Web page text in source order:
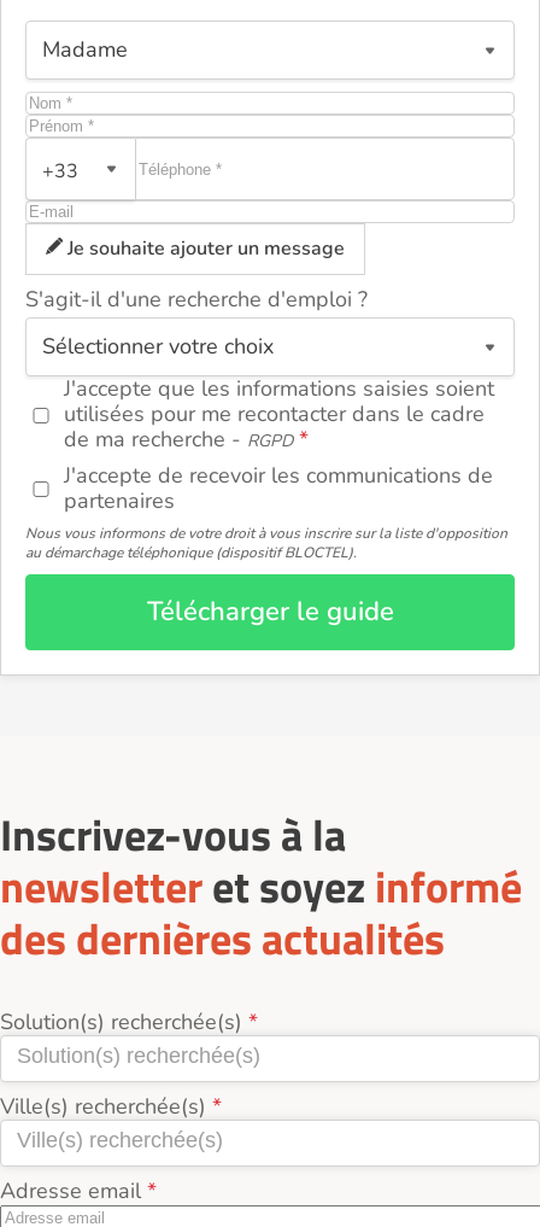
+33
Je souhaite ajouter un message
S'agit-il d'une recherche d'emploi ?
J'accepte que les informations saisies soient
utilisées pour me recontacter dans le cadre
de ma recherche - RGPD
J'accepte de recevoir les communications de
partenaires
Nous vous informons de votre droit à vous inscrire sur la liste d'opposition
au démarchage téléphonique (dispositif BLOCTEL).
Télécharger le guide
ou
Inscrivez-vous à la
newsletteret soyez informé
des dernières actualités
Solution(s) recherchée(s)
Ville(s) recherchée(s)
Adresse email